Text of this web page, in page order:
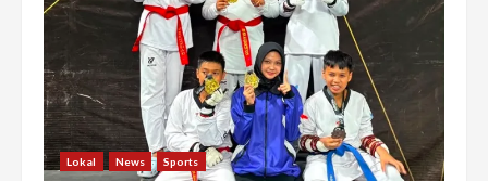
Lokal News Sports